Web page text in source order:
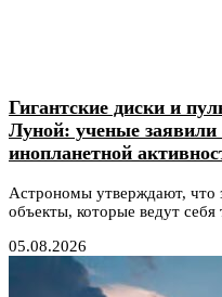
Гигантские диски и
Луной: ученые заявили
инопланетной
Астрономы утверждают, что
объекты, которые ведут себя
05.08.2026